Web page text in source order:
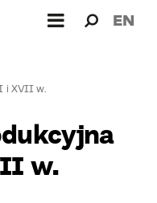
dla: EN
i XVII w.
w.